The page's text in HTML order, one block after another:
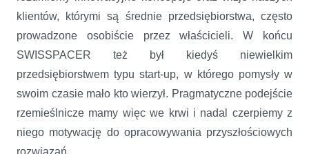
klientów, którymi są średnie przedsiębiorstwa, często
prowadzone osobiście przez właścicieli. W końcu
SWISSPACER też był kiedyś niewielkim
przedsiębiorstwem typu start-up, w którego pomysły w
swoim czasie mało kto wierzył. Pragmatyczne podejście
rzemieślnicze mamy więc we krwi i nadal czerpiemy z
niego motywację do opracowywania przyszłościowych
rozwiązań.